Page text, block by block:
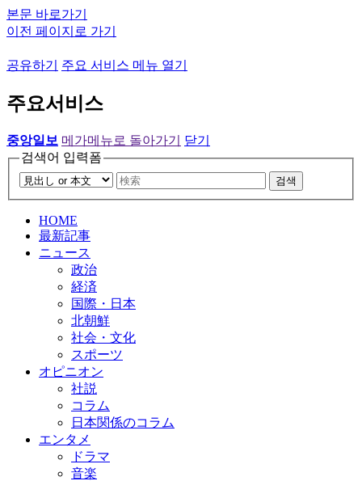
본문 바로가기
이전 페이지로 가기
공유하기 주요 서비스 메뉴 열기
주요서비스
중앙일보 메가메뉴로 돌아가기
닫기
검색어 입력폼
검색
HOME
最新記事
ニュース
政治
経済
国際・日本
北朝鮮
社会・文化
スポーツ
オピニオン
社説
コラム
日本関係のコラム
エンタメ
ドラマ
音楽